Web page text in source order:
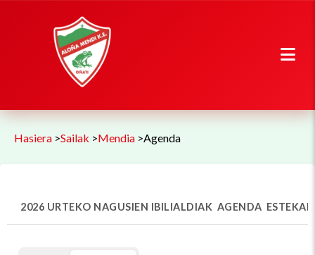
Hasiera >Sailak >Mendia >Agenda
2026 URTEKO NAGUSIEN IBILIALDIAK AGENDA ESTEKAK